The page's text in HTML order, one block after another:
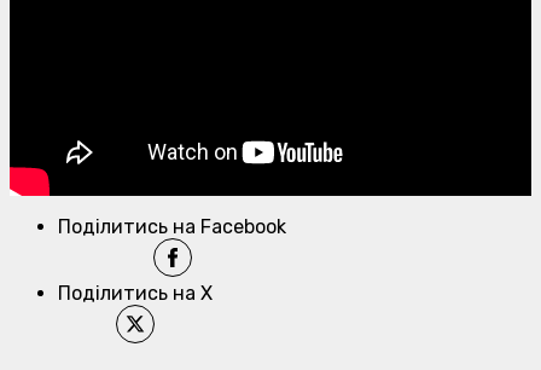
Поділитись на Facebook
Поділитись на X